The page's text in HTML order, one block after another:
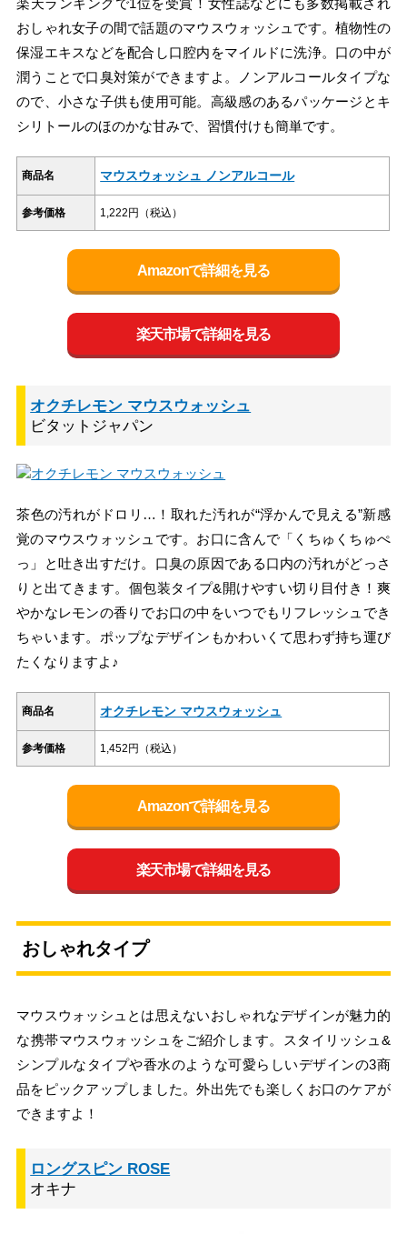
楽天ランキングで1位を受賞！女性誌などにも多数掲載され
おしゃれ女子の間で話題のマウスウォッシュです。植物性の
保湿エキスなどを配合し口腔内をマイルドに洗浄。口の中が
潤うことで口臭対策ができますよ。ノンアルコールタイプな
ので、小さな子供も使用可能。高級感のあるパッケージとキ
シリトールのほのかな甘みで、習慣付けも簡単です。
商品名 マウスウォッシュ ノンアルコール
参考価格 1,222円（税込）
Amazonで詳細を見る
楽天市場で詳細を見る
オクチレモン マウスウォッシュ
ビタットジャパン
茶色の汚れがドロリ…！取れた汚れが“浮かんで見える”新感
覚のマウスウォッシュです。お口に含んで「くちゅくちゅぺ
っ」と吐き出すだけ。口臭の原因である口内の汚れがどっさ
りと出てきます。個包装タイプ&開けやすい切り目付き！爽
やかなレモンの香りでお口の中をいつでもリフレッシュでき
ちゃいます。ポップなデザインもかわいくて思わず持ち運び
たくなりますよ♪
商品名 オクチレモン マウスウォッシュ
参考価格 1,452円（税込）
Amazonで詳細を見る
楽天市場で詳細を見る
おしゃれタイプ
マウスウォッシュとは思えないおしゃれなデザインが魅力的
な携帯マウスウォッシュをご紹介します。スタイリッシュ&
シンプルなタイプや香水のような可愛らしいデザインの3商
品をピックアップしました。外出先でも楽しくお口のケアが
できますよ！
ロングスピン ROSE
オキナ